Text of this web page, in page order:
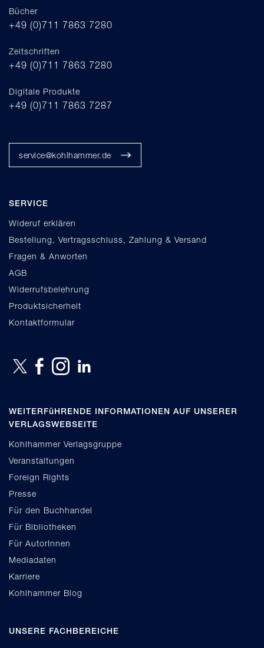
Bücher
+49 (0)711 7863 7280
Zeitschriften
+49 (0)711 7863 7280
Digitale Produkte
+49 (0)711 7863 7287
service@kohlhammer.de
SERVICE
Wideruf erklären
Bestellung, Vertragsschluss, Zahlung & Versand
Fragen & Anworten
AGB
Widerrufsbelehrung
Produktsicherheit
Kontaktformular
WEITERFüHRENDE INFORMATIONEN AUF UNSERER
VERLAGSWEBSEITE
Kohlhammer Verlagsgruppe
Veranstaltungen
Foreign Rights
Presse
Für den Buchhandel
Für Bibliotheken
Für AutorInnen
Mediadaten
Karriere
Kohlhammer Blog
UNSERE FACHBEREICHE